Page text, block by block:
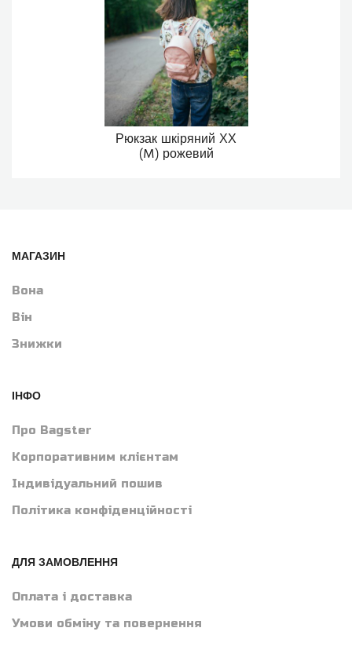
Рюкзак шкіряний ХХ
(M) рожевий
МАГАЗИН
Вона
Він
Знижки
ІНФО
Про Bagster
Корпоративним клієнтам
Індивідуальний пошив
Політика конфіденційності
ДЛЯ ЗАМОВЛЕННЯ
Оплата і доставка
Умови обміну та повернення